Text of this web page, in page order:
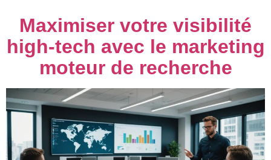
Maximiser votre visibilité
high-tech avec le marketing
moteur de recherche